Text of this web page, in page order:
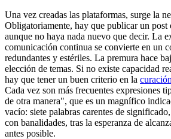
Una vez creadas las plataformas, surge la
Obligatoriamente, hay que publicar un post
aunque no haya nada nuevo que decir. La
comunicación continua se convierte en un
redundantes y estériles. La premura hace
elección de temas. Si no existe capacidad
hay que tener un buen criterio en la
Cada vez son más frecuentes expresiones
de otra manera", que es un magnífico
vacío: siete palabras carentes de
con banalidades, tras la esperanza de
antes posible.